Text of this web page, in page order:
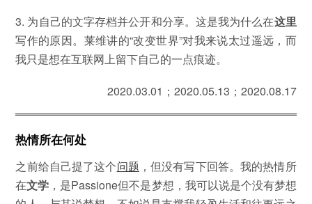
3. 为自己的文字存档并公开和分享。这是我为什么在这里
写作的原因。莱维讲的“改变世界”对我来说太过遥远，而
我只是想在互联网上留下自己的一点痕迹。
2020.03.01；2020.05.13；2020.08.17
热情所在何处
之前给自己提了这个问题 ，但没有写下回答。我的热情所
在文学 ，是Passione但不是梦想，我可以说是个没有梦想